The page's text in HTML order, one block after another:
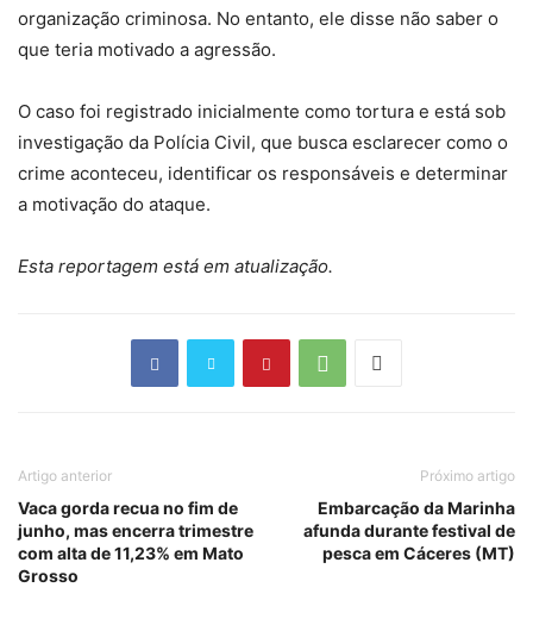
organização criminosa. No entanto, ele disse não saber o
que teria motivado a agressão.
O caso foi registrado inicialmente como tortura e está sob
investigação da Polícia Civil, que busca esclarecer como o
crime aconteceu, identificar os responsáveis e determinar
a motivação do ataque.
Esta reportagem está em atualização.
Artigo anterior
Vaca gorda recua no fim de
junho, mas encerra trimestre
com alta de 11,23% em Mato
Grosso
Próximo artigo
Embarcação da Marinha
afunda durante festival de
pesca em Cáceres (MT)